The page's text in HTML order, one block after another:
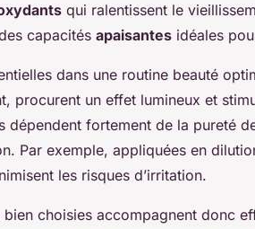
qui ralentissent le
capacités apaisantes idéales
dans une routine beauté
procurent un effet lumineux et
dépendent fortement de la pureté
Par exemple, appliquées en
les risques d’irritation.
bien choisies accompagnent donc